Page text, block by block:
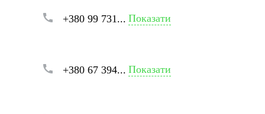
+380 99 731... Показати
+380 67 394... Показати